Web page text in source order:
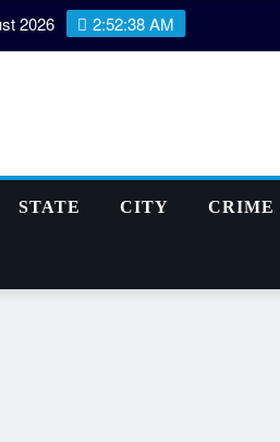
2026 2:52:39 AM
STATE CITY CRIME